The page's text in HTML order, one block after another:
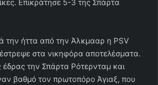
Επικράτησε 5-3 της Σπάρτα
την ήττα από την Άλκμααρ η PSV
στα νικηφόρα αποτελέσματα.
έδρας την Σπάρτα Ρότερνταμ και
βαθμό τον πρωτοπόρο Άγιαξ, που